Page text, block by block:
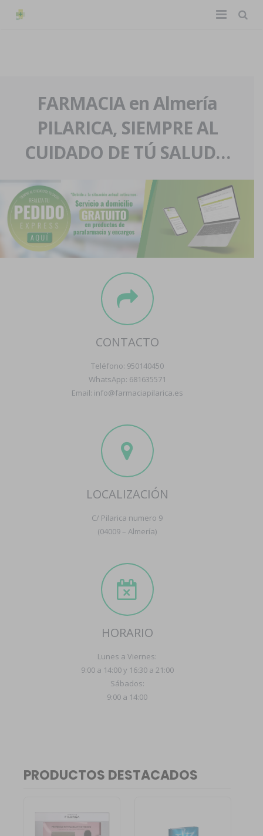
La farmacia
Nuestra historia
Nuestro equipo
Eventos
Servicios y reservas
Pedidos express
Blog
Contacto
Boletín
FARMACIA en Almería
PILARICA, SIEMPRE AL
CUIDADO DE TÚ SALUD…
CONTACTO
Teléfono: 950140450
WhatsApp: 681635571
Email: info@farmaciapilarica.es
LOCALIZACIÓN
C/ Pilarica numero 9
(04009 – Almería)
HORARIO
Lunes a Viernes:
9:00 a 14:00 y 16:30 a 21:00
Sábados:
9:00 a 14:00